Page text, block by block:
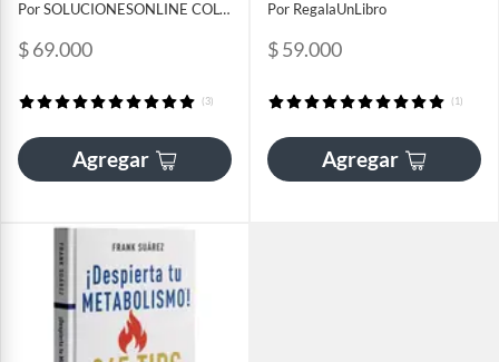
Por SOLUCIONESONLINE COLOMBIA SAS
$ 69.000
(3)
Agregar
Por RegalaUnLibro
$ 59.000
(1)
Agregar